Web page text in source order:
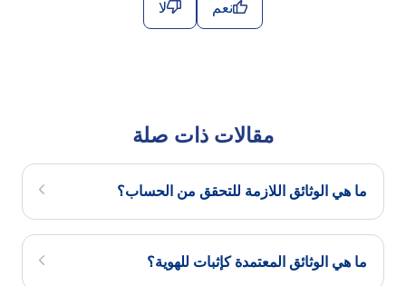
نعم لا
مقالات ذات صلة
ما هي الوثائق اللازمة للتحقق من الحساب؟
ما هي الوثائق المعتمدة كإثبات للهوية؟